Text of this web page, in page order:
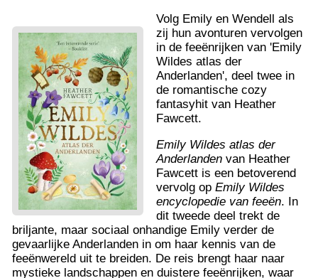
Volg Emily en Wendell als
zij hun avonturen vervolgen
in de feeënrijken van 'Emily
Wildes atlas der
Anderlanden', deel twee in
de romantische cozy
fantasyhit van Heather
Fawcett.
Emily Wildes atlas der
Anderlanden van Heather
Fawcett is een betoverend
vervolg opEmily Wildes
encyclopedie van feeën. In
dit tweede deel trekt de
briljante, maar sociaal onhandige Emily verder de
gevaarlijke Anderlanden in om haar kennis van de
feeënwereld uit te breiden. De reis brengt haar naar
mystieke landschappen en duistere feeënrijken, waar